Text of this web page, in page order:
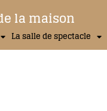
la maison
La salle de spectacle